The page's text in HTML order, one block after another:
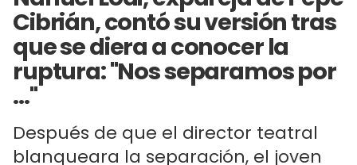
Cibrián, contó su versión tras
que se diera a conocer la
ruptura: "Nos separamos por
..."
Después de que el director teatral
blanqueara la separación, el joven